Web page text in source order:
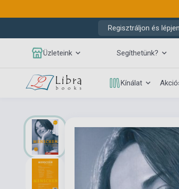
Regisztráljon és
Üzleteink Segíthetünk?
Kínálat